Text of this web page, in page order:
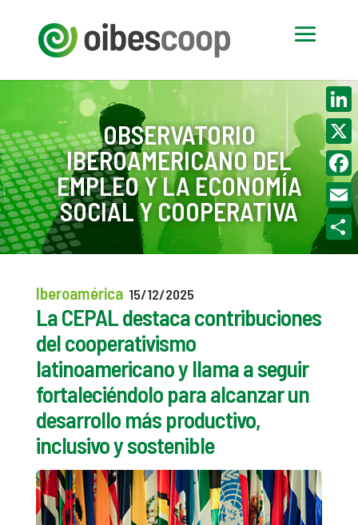
OBSERVATORIO
IBEROAMERICANO DEL
EMPLEO Y LA ECONOMÍA
SOCIAL Y COOPERATIVA
Iberoamérica 15/12/2025
La CEPAL destaca contribuciones
del cooperativismo
latinoamericano y llama a seguir
fortaleciéndolo para alcanzar un
desarrollo más productivo,
inclusivo y sostenible
X
Email